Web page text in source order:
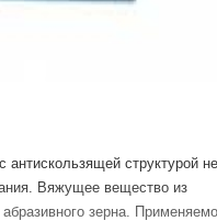
антискользящей структурой не
Вяжущее вещество из
зерна.